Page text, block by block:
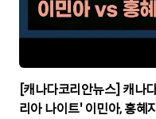
▶
[캐나다코리안뉴스] 캐나
리아 나이트' 이민아, 홍혜